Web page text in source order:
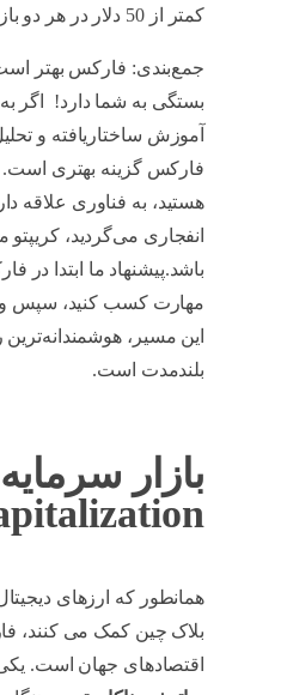
کمتر از 50 دلار در هر دو بازار شروع کنید.
جمع‌بندی: فارکس بهتر است
بستگی به شما دارد! اگر
آموزش ساختاریافته و
فارکس گزینه بهتری است.
هستید، به فناوری علاقه
انفجاری می‌گردید،
باشد.پیشنهاد ما ابتدا در
مهارت کسب کنید، سپس
این مسیر،
بلندمدت است.
)
همانطور که ارزهای
بلاک چین کمک می
اقتصادهای جهان است. یکی